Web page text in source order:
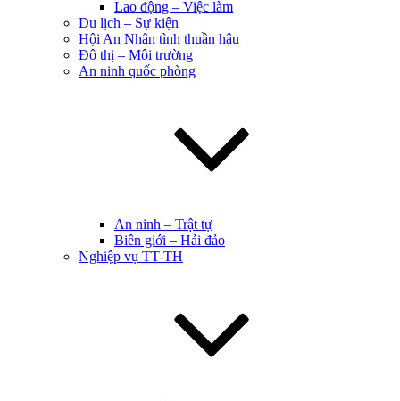
Lao động – Việc làm
Du lịch – Sự kiện
Hội An Nhân tình thuần hậu
Đô thị – Môi trường
An ninh quốc phòng
An ninh – Trật tự
Biên giới – Hải đảo
Nghiệp vụ TT-TH